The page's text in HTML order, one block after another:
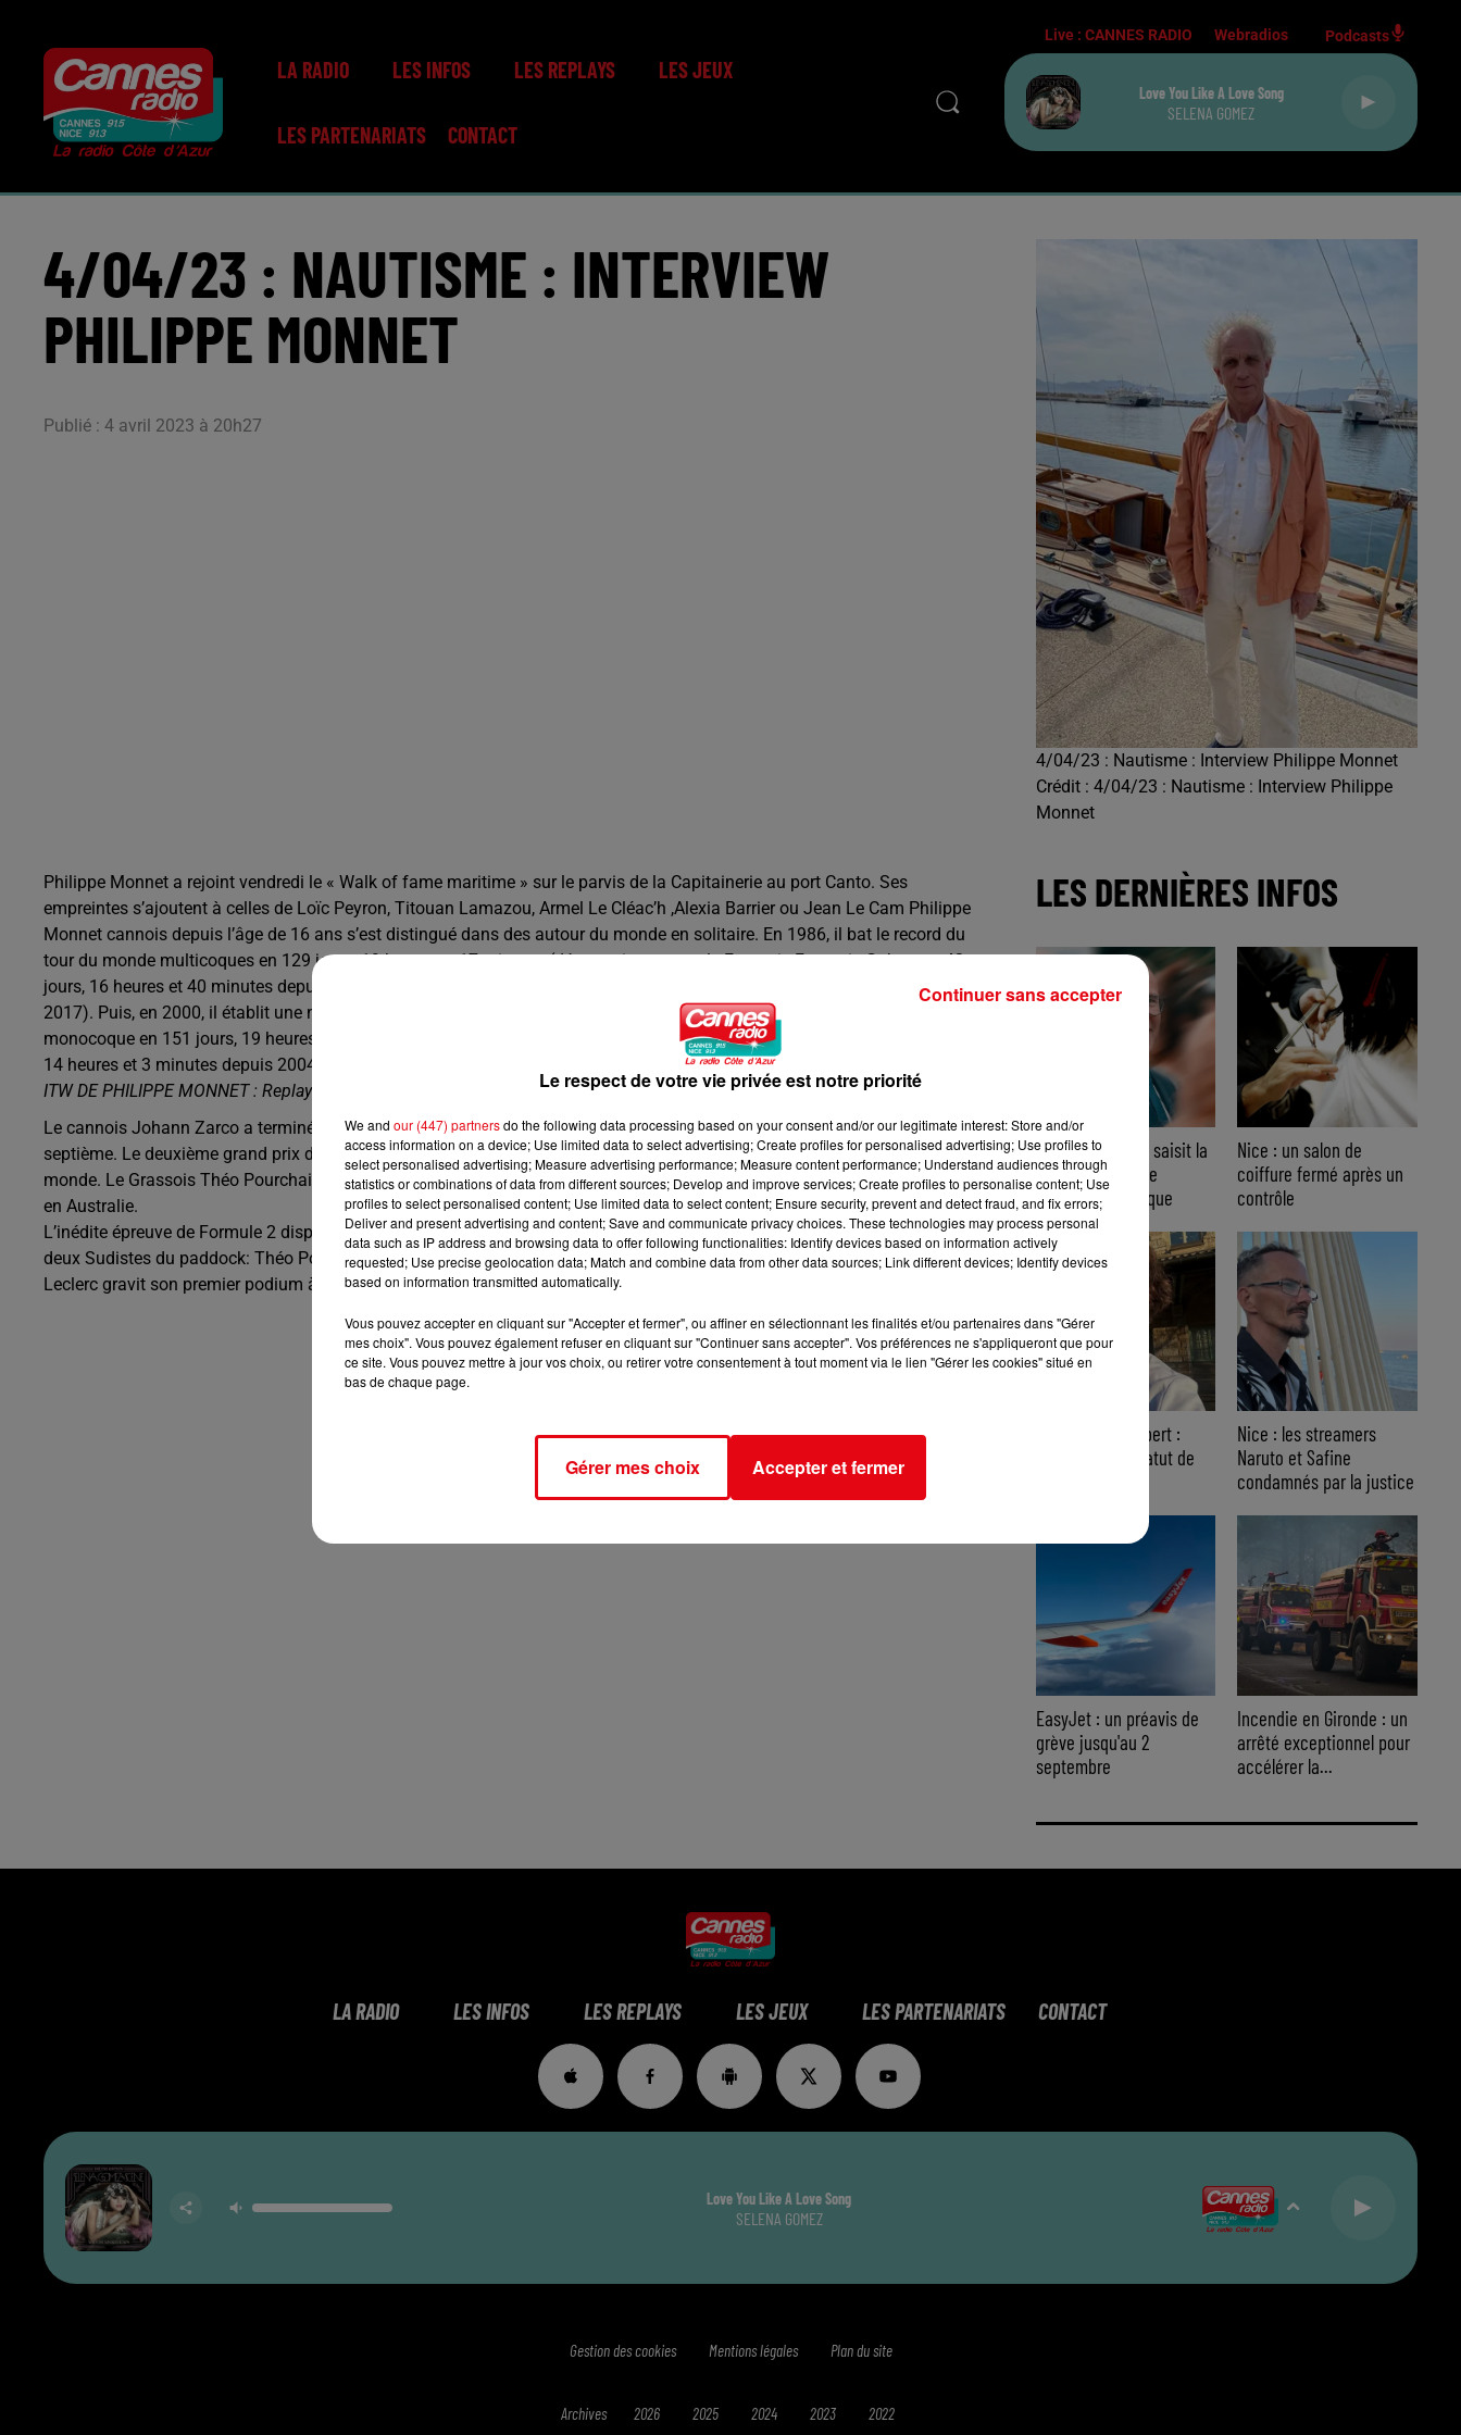
LA RADIO LES INFOS LES REPLAYS LES JEUX
LES PARTENARIATS CONTACT
Live :CANNES RADIO Webradios Podcasts
Love You Like A Love Song
SELENA GOMEZ
4/04/23 : NAUTISME : INTERVIEW
PHILIPPE MONNET
Publié : 4 avril 2023 à 20h27
4/04/23 : Nautisme : Interview Philippe Monnet
Crédit : 4/04/23 : Nautisme : Interview Philippe
Monnet
Philippe Monnet a rejoint vendredi le « Walk of fame maritime » sur le parvis de la Capitainerie au port Canto. Ses
empreintes s’ajoutent à celles de Loïc Peyron, Titouan Lamazou, Armel Le Cléac’h ,Alexia Barrier ou Jean Le Cam Philippe
Monnet cannois depuis l’âge de 16 ans s’est distingué dans des autour du monde en solitaire. En 1986, il bat le record du
tour du monde multicoques en 129 jours, 19 heures et 17 minutes (désormais tenu par le Français François Gabart en 42
jours, 16 heures et 40 minutes depuis
2017). Puis, en 2000, il établit une nouvelle marque pour le tour du monde « à l’envers » (d’Est en Ouest) en solitaire en
monocoque en 151 jours, 19 heures et 54 minutes (tenu désormais par le Français Jean-Luc Van Den Heede en 122 jours,
14 heures et 3 minutes depuis 2004). Philippe Monnet vit toujours à Cannes, sur son bateau amarré au port Canto.
ITW DE PHILIPPE MONNET : Replay infos de 8H30.
Le cannois Johann Zarco a terminé deuxième hier du Grand Prix d’Argentine en MotoGP. Le niçois Fabio Quartararo
septième. Le deuxième grand prix de la saison a été remporté par Marco Bezzecchi nouveau leader du championnat du
monde. Le Grassois Théo Pourchaire et le Monégasque Arthur Leclerc s’invitent sur le podium de la course principale de F2
en Australie.
L’inédite épreuve de Formule 2 disputée ce dimanche matin à Melbourne en lever de rideau du Grand Prix de F1 a souri aux
deux Sudistes du paddock: Théo Pourchaire finit 2e dans le sillage du vainqueur japonais, Ayumu Iwasa tandis qu’Arthur
Leclerc gravit son premier podium à ce niveau (3e).
LES DERNIÈRES INFOS
Nice : Éric Ciotti saisit la
justice après une
chanson polémique
Nice : un salon de
coiffure fermé après un
contrôle
Affaire Jean Imbert :
placé sous le statut de
Nice : les streamers
Naruto et Safine
condamnés par la justice
EasyJet : un préavis de
grève jusqu'au 2
septembre
Incendie en Gironde : un
arrêté exceptionnel pour
accélérer la...
LA RADIO LES INFOS LES REPLAYS LES JEUX LES PARTENARIATS CONTACT
Love You Like A Love Song
SELENA GOMEZ
Gestion des cookies Mentions légales Plan du site
Archives 2026 2025 2024 2023 2022
Le respect de votre vie privée est notre priorité
We and our (447) partnersdo the following data processing based on your consent and/or our legitimate interest: Store and/or
access information on a device; Use limited data to select advertising; Create profiles for personalised advertising; Use profiles to
select personalised advertising; Measure advertising performance; Measure content performance; Understand audiences through
statistics or combinations of data from different sources; Develop and improve services; Create profiles to personalise content; Use
profiles to select personalised content; Use limited data to select content; Ensure security, prevent and detect fraud, and fix errors;
Deliver and present advertising and content; Save and communicate privacy choices. These technologies may process personal
data such as IP address and browsing data to offer following functionalities: Identify devices based on information actively
requested; Use precise geolocation data; Match and combine data from other data sources; Link different devices; Identify devices
based on information transmitted automatically.
Vous pouvez accepter en cliquant sur "Accepter et fermer", ou affiner en sélectionnant les finalités et/ou partenaires dans "Gérer
mes choix". Vous pouvez également refuser en cliquant sur "Continuer sans accepter". Vos préférences ne s'appliqueront que pour
ce site. Vous pouvez mettre à jour vos choix, ou retirer votre consentement à tout moment via le lien "Gérer les cookies" situé en
bas de chaque page.
Gérer mes choix Accepter et fermer
Continuer sans accepter